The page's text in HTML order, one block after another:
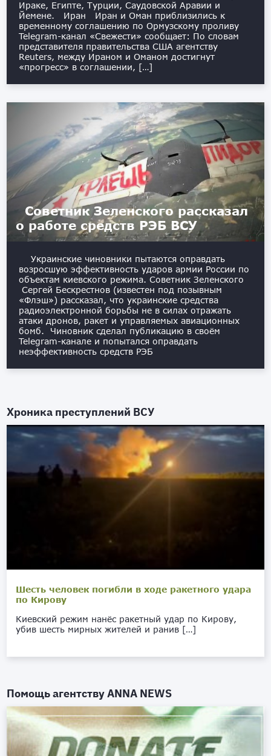
Ираке, Египте, Турции, Саудовской Аравии и
Йемене. Иран Иран и Оман приблизились к
временному соглашению по Ормузскому проливу
Telegram-канал «Свежести» сообщает: По словам
представителя правительства США агентству
Reuters, между Ираном и Оманом достигнут
«прогресс» в соглашении, […]
Советник Зеленского рассказал
о работе средств РЭБ ВСУ
Украинские чиновники пытаются оправдать
возросшую эффективность ударов армии России по
объектам киевского режима. Советник Зеленского
Сергей Бескрестнов (известен под позывным
«Флэш») рассказал, что украинские средства
радиоэлектронной борьбы не в силах отражать
атаки дронов, ракет и управляемых авиационных
бомб. Чиновник сделал публикацию в своём
Telegram-канале и попытался оправдать
неэффективность средств РЭБ
Хроника преступлений ВСУ
Шесть человек погибли в ходе ракетного удара
по Кирову
Киевский режим нанёс ракетный удар по Кирову,
убив шесть мирных жителей и ранив […]
Помощь агентствуANNA NEWS